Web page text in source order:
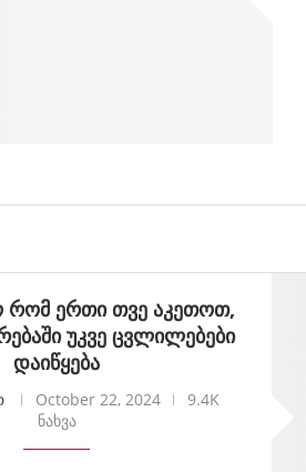
რომ ერთი თვე აკეთოთ,
უკვე ცვლილებები
დაიწყება
October 22, 2024
9.4K
ნახვა